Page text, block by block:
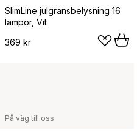
SlimLine julgransbelysning 16
lampor, Vit
369 kr
På väg till oss